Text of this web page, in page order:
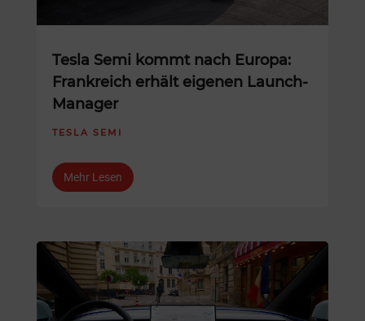
Tesla Semi kommt nach Europa:
Frankreich erhält eigenen Launch-
Manager
TESLA SEMI
Mehr Lesen